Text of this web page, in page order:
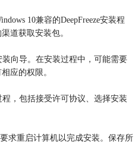
10兼容的DeepFreeze安装程
道获取安装包。
向导。在安装过程中，可能需要
应的权限。
，包括接受许可协议、选择安装
求重启计算机以完成安装。保存所